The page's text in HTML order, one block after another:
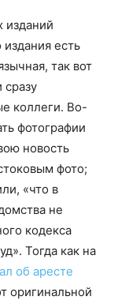
изданий
есть
так вот
коллеги. Во-
фотографии
новость
фото;
«что в
не
кодекса
Тогда как на
об аресте
оригинальной